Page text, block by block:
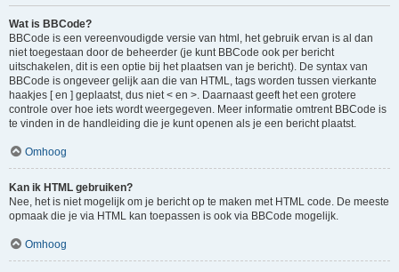
Wat is BBCode?
BBCode is een vereenvoudigde versie van html, het gebruik ervan is al dan
niet toegestaan door de beheerder (je kunt BBCode ook per bericht
uitschakelen, dit is een optie bij het plaatsen van je bericht). De syntax van
BBCode is ongeveer gelijk aan die van HTML, tags worden tussen vierkante
haakjes [ en ] geplaatst, dus niet < en >. Daarnaast geeft het een grotere
controle over hoe iets wordt weergegeven. Meer informatie omtrent BBCode is
te vinden in de handleiding die je kunt openen als je een bericht plaatst.
Omhoog
Kan ik HTML gebruiken?
Nee, het is niet mogelijk om je bericht op te maken met HTML code. De meeste
opmaak die je via HTML kan toepassen is ook via BBCode mogelijk.
Omhoog